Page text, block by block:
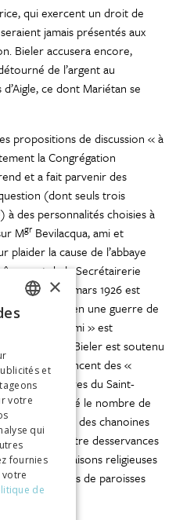
qui exercent un droit de
jamais présentés aux
Bieler accusera encore,
de l’argent au
ce dont Mariétan se
propositions de discussion « à
la Congrégation
et a fait parvenir des
(dont seuls trois
à des personnalités choisies à
Mgr Bevilacqua, ami et
la cause de l’abbaye
et de la Secrétairerie
ce prélat en mars 1926 est
s’est enlisée en une guerre de
de l’« ennemi » est
impérialiste. Bieler est soutenu
qui dénoncent des «
régulières du Saint-
trop élevé le nombre de
par des chanoines
nette entre desservances
que les maisons religieuses
les curés de paroisses
359.
ITALIAN
×
et
votre
qui
fournies
de